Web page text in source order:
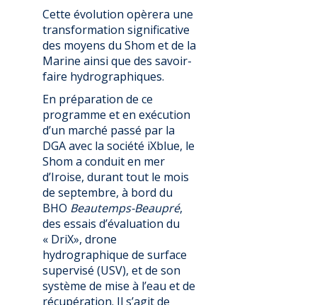
Cette évolution opèrera une
transformation significative
des moyens du Shom et de la
Marine ainsi que des savoir-
faire hydrographiques.
En préparation de ce
programme et en exécution
d’un marché passé par la
DGA avec la société iXblue, le
Shom a conduit en mer
d’Iroise, durant tout le mois
de septembre, à bord du
BHO Beautemps-Beaupré,
des essais d’évaluation du
« DriX», drone
hydrographique de surface
supervisé (USV), et de son
système de mise à l’eau et de
récupération. Il s’agit de